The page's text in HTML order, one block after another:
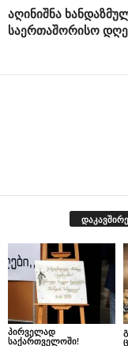
აღინიშნა
საერთაშორისო დღე
პირველად
საქართველოში!